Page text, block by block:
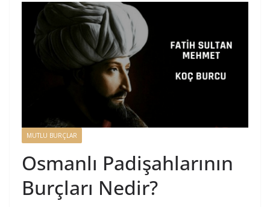
MUTLU BURÇLAR
Osmanlı Padişahlarının
Burçları Nedir?